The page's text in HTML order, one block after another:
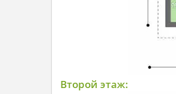
Второй этаж: